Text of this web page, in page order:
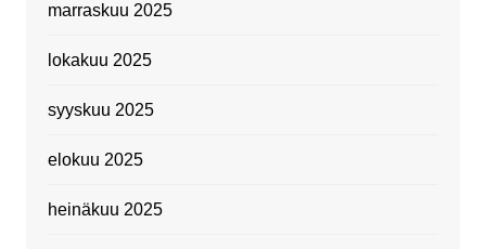
marraskuu 2025
lokakuu 2025
syyskuu 2025
elokuu 2025
heinäkuu 2025